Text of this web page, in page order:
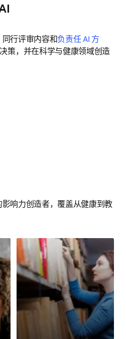
同行评审内容和负责任 AI 方
策，并在科学与健康领域创造
响力创造者，覆盖从健康到教